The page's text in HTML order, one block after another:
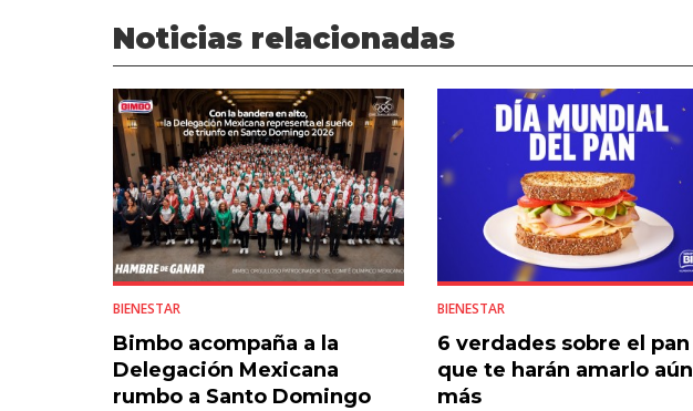
Noticias relacionadas
BIENESTAR
Bimbo acompaña a la
Delegación Mexicana
rumbo a Santo Domingo
BIENESTAR
6 verdades sobre el pan
que te harán amarlo aún
más